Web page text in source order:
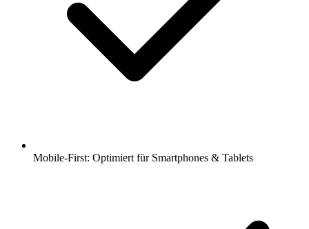
Mobile-First: Optimiert für Smartphones & Tablets